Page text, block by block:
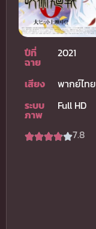
ปีที่
ฉาย
2021
เสียง
พากย์ไทย
ระบบ
ภาพ
Full HD
7.8